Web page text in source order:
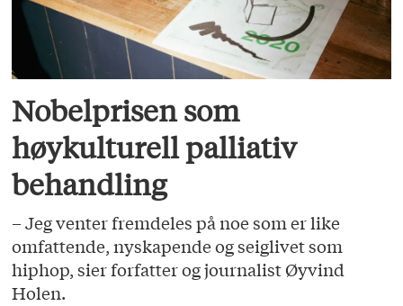
Nobelprisen som
høykulturell palliativ
behandling
– Jeg venter fremdeles på noe som er like
omfattende, nyskapende og seiglivet som
hiphop, sier forfatter og journalist Øyvind
Holen.